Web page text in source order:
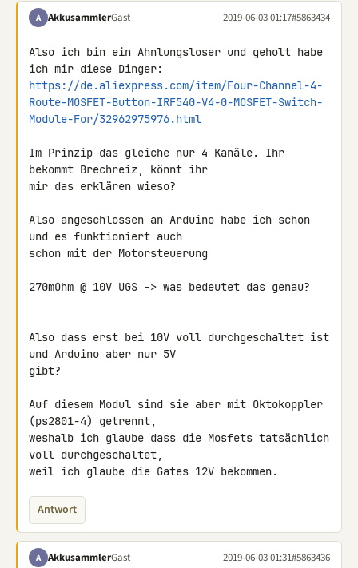
A AkkusammlerGast 2019-06-03 01:17#5863434
Also ich bin ein Ahnlungsloser und geholt habe
https://de.aliexpress.com/item/Four-Channel-4-
Route-MOSFET-Button-IRF540-V4-0-MOSFET-Switch-
Module-For/32962975976.html
Im Prinzip das gleiche nur 4 Kanäle. Ihr
bekommt Brechreiz, könnt ihr
mir das erklären wieso?
Also angeschlossen an Arduino habe ich schon
und es funktioniert auch
schon mit der Motorsteuerung
270mOhm @ 10V UGS -> was bedeutet das genau?
Also dass erst bei 10V voll durchgeschaltet ist
und Arduino aber nur 5V
gibt?
Auf diesem Modul sind sie aber mit Oktokoppler
(ps2801-4) getrennt,
weshalb ich glaube dass die Mosfets tatsächlich
voll durchgeschaltet,
weil ich glaube die Gates 12V bekommen.
Antwort
A AkkusammlerGast 2019-06-03 01:31#5863436